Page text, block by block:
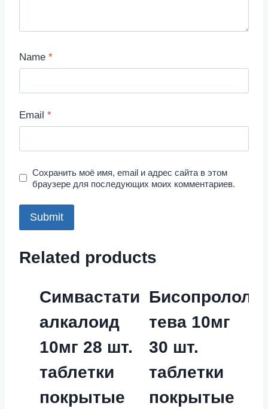
Name *
Email *
Сохранить моё имя, email и адрес сайта в этом
браузере для последующих моих комментариев.
Related products
Симвастатин
алкалоид
10мг 28 шт.
таблетки
покрытые
Бисопролол-
тева 10мг
30 шт.
таблетки
покрытые